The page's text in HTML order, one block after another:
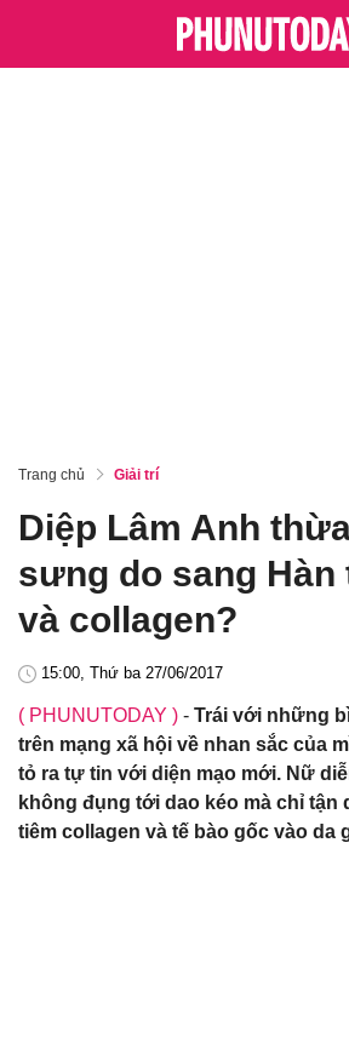
Trang chủ Giải trí
Diệp Lâm Anh
sưng do sang Hàn
và collagen?
15:00, Thứ ba 27/06/2017
( PHUNUTODAY ) - Trái với những
trên mạng xã hội về nhan sắc của
tỏ ra tự tin với diện mạo mới. Nữ
không đụng tới dao kéo mà chỉ
tiêm collagen và tế bào gốc vào da